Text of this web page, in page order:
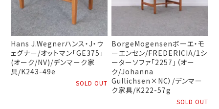
Hans J.Wegnerハンス・J・ウ
ェグナー/オットマン「GE375」
(オーク/NV)/デンマーク家
具/K243-49e
SOLD OUT
BorgeMogensenボーエ・モ
ーエンセン/FREDERICIA/1シ
ーターソファ「2257」（オー
ク/Johanna
Gullichsen×NC）/デンマー
ク家具/K222-57g
SOLD OUT